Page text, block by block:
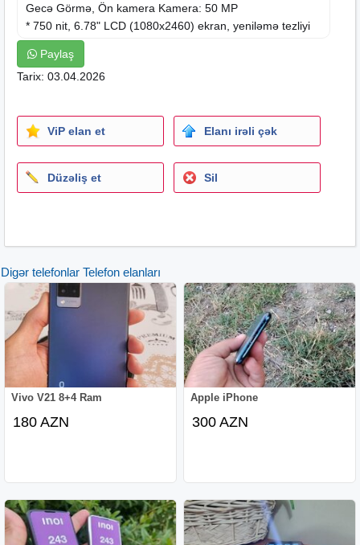
Gecə Görmə, Ön kamera Kamera: 50 MP
* 750 nit, 6.78" LCD (1080x2460) ekran, yeniləmə tezliyi
120Hz
* MediaTek Dimensity 8200 3.1 GHz / 5G / Dördnüvəli
* Avtofokus, bir düyməli proyektor
* IR blaster, sualtı kamera, əlcək rejimi
* Arxa LED işığı: Maksimum 1.5 A, ikili rəng temperaturu,
dörd infraqırmızı LED ilə gecə görmə.
İkili dinamik
* WI-FI 6 + NFC + Bluetooth 5.4, FM Radio, GPS +
Paylaş
Tarix: 03.04.2026
ViP elan et Elanı irəli çək
Düzəliş et Sil
Digər telefonlar Telefon elanları
Vivo V21 8+4 Ram
180 AZN
Apple iPhone
300 AZN